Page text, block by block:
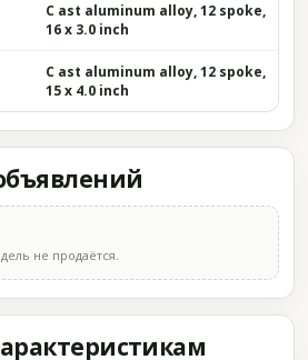
C ast aluminum alloy, 12 spoke,
16 x 3.0 inch
C ast aluminum alloy, 12 spoke,
15 x 4.0 inch
не продаётся.